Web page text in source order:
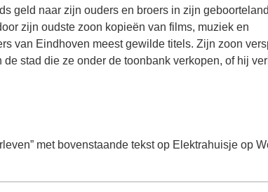
geld naar zijn ouders en broers in zijn
zijn oudste zoon kopieën van films, muziek en
van Eindhoven meest gewilde titels. Zijn zoon
stad die ze onder de toonbank verkopen, of hij
met bovenstaande tekst op Elektrahuisje op